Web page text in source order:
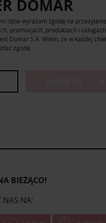
DOMAR
idzie wyrażam zgodę na
promocjach, produktach i usługach
Domar S.A. Wiem, że w każdej
zgodę.
BIEŻĄCO!
NAS NA: